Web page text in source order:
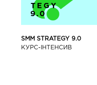
SMM STRATEGY 9.0
КУРС-IНТЕНСИВ